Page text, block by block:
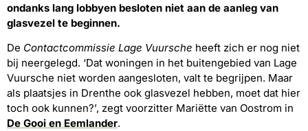
ondanks lang lobbyen besloten niet aan de aanleg van
glasvezel te beginnen.
De Contactcommissie Lage Vuursche heeft zich er nog niet
bij neergelegd. ‘Dat woningen in het buitengebied van Lage
Vuursche niet worden aangesloten, valt te begrijpen. Maar
als plaatsjes in Drenthe ook glasvezel hebben, moet dat hier
toch ook kunnen?’, zegt voorzitter Mariëtte van Oostrom in
De Gooi en Eemlander.